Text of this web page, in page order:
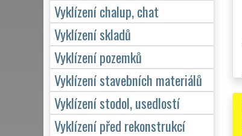
Vyklízení chalup, chat
Vyklízení skladů
Vyklízení pozemků
Vyklízení stavebních materiálů
Vyklízení stodol, usedlostí
Vyklízení před rekonstrukcí